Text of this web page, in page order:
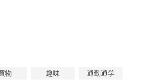
物 趣味
通勤通学